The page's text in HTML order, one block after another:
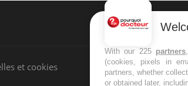
et cookies
NEWSLETTER
Recevez toutes
infos santé
With our 225 partners
(cookies, pixels in
partners, whether
or obtained later,